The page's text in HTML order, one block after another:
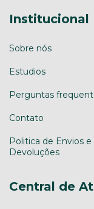
Institucional
Sobre nós
Estudios
Perguntas
Contato
Politica de Envios e
Devoluções
Central de